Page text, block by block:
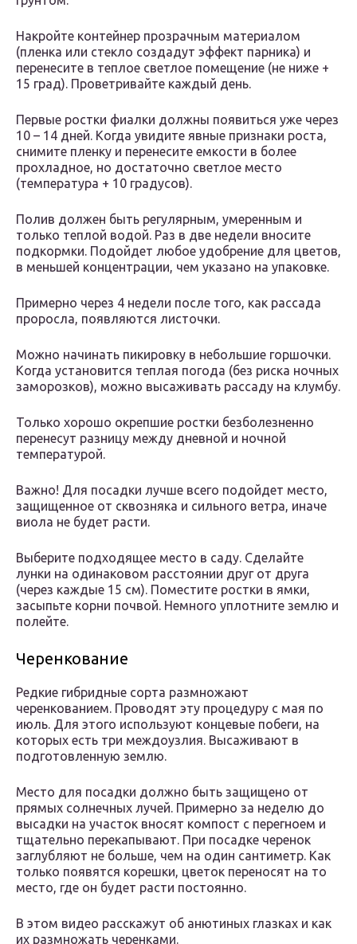
Накройте контейнер прозрачным материалом
(пленка или стекло создадут эффект парника) и
перенесите в теплое светлое помещение (не ниже +
15 град). Проветривайте каждый день.
Первые ростки фиалки должны появиться уже через
10 – 14 дней. Когда увидите явные признаки роста,
снимите пленку и перенесите емкости в более
прохладное, но достаточно светлое место
(температура + 10 градусов).
Полив должен быть регулярным, умеренным и
только теплой водой. Раз в две недели вносите
подкормки. Подойдет любое удобрение для цветов,
в меньшей концентрации, чем указано на упаковке.
Примерно через 4 недели после того, как рассада
проросла, появляются листочки.
Можно начинать пикировку в небольшие горшочки.
Когда установится теплая погода (без риска ночных
заморозков), можно высаживать рассаду на клумбу.
Только хорошо окрепшие ростки безболезненно
перенесут разницу между дневной и ночной
температурой.
Важно! Для посадки лучше всего подойдет место,
защищенное от сквозняка и сильного ветра, иначе
виола не будет расти.
Выберите подходящее место в саду. Сделайте
лунки на одинаковом расстоянии друг от друга
(через каждые 15 см). Поместите ростки в ямки,
засыпьте корни почвой. Немного уплотните землю и
полейте.
Черенкование
Редкие гибридные сорта размножают
черенкованием. Проводят эту процедуру с мая по
июль. Для этого используют концевые побеги, на
которых есть три междоузлия. Высаживают в
подготовленную землю.
Место для посадки должно быть защищено от
прямых солнечных лучей. Примерно за неделю до
высадки на участок вносят компост с перегноем и
тщательно перекапывают. При посадке черенок
заглубляют не больше, чем на один сантиметр. Как
только появятся корешки, цветок переносят на то
место, где он будет расти постоянно.
В этом видео расскажут об анютиных глазках и как
их размножать черенками.